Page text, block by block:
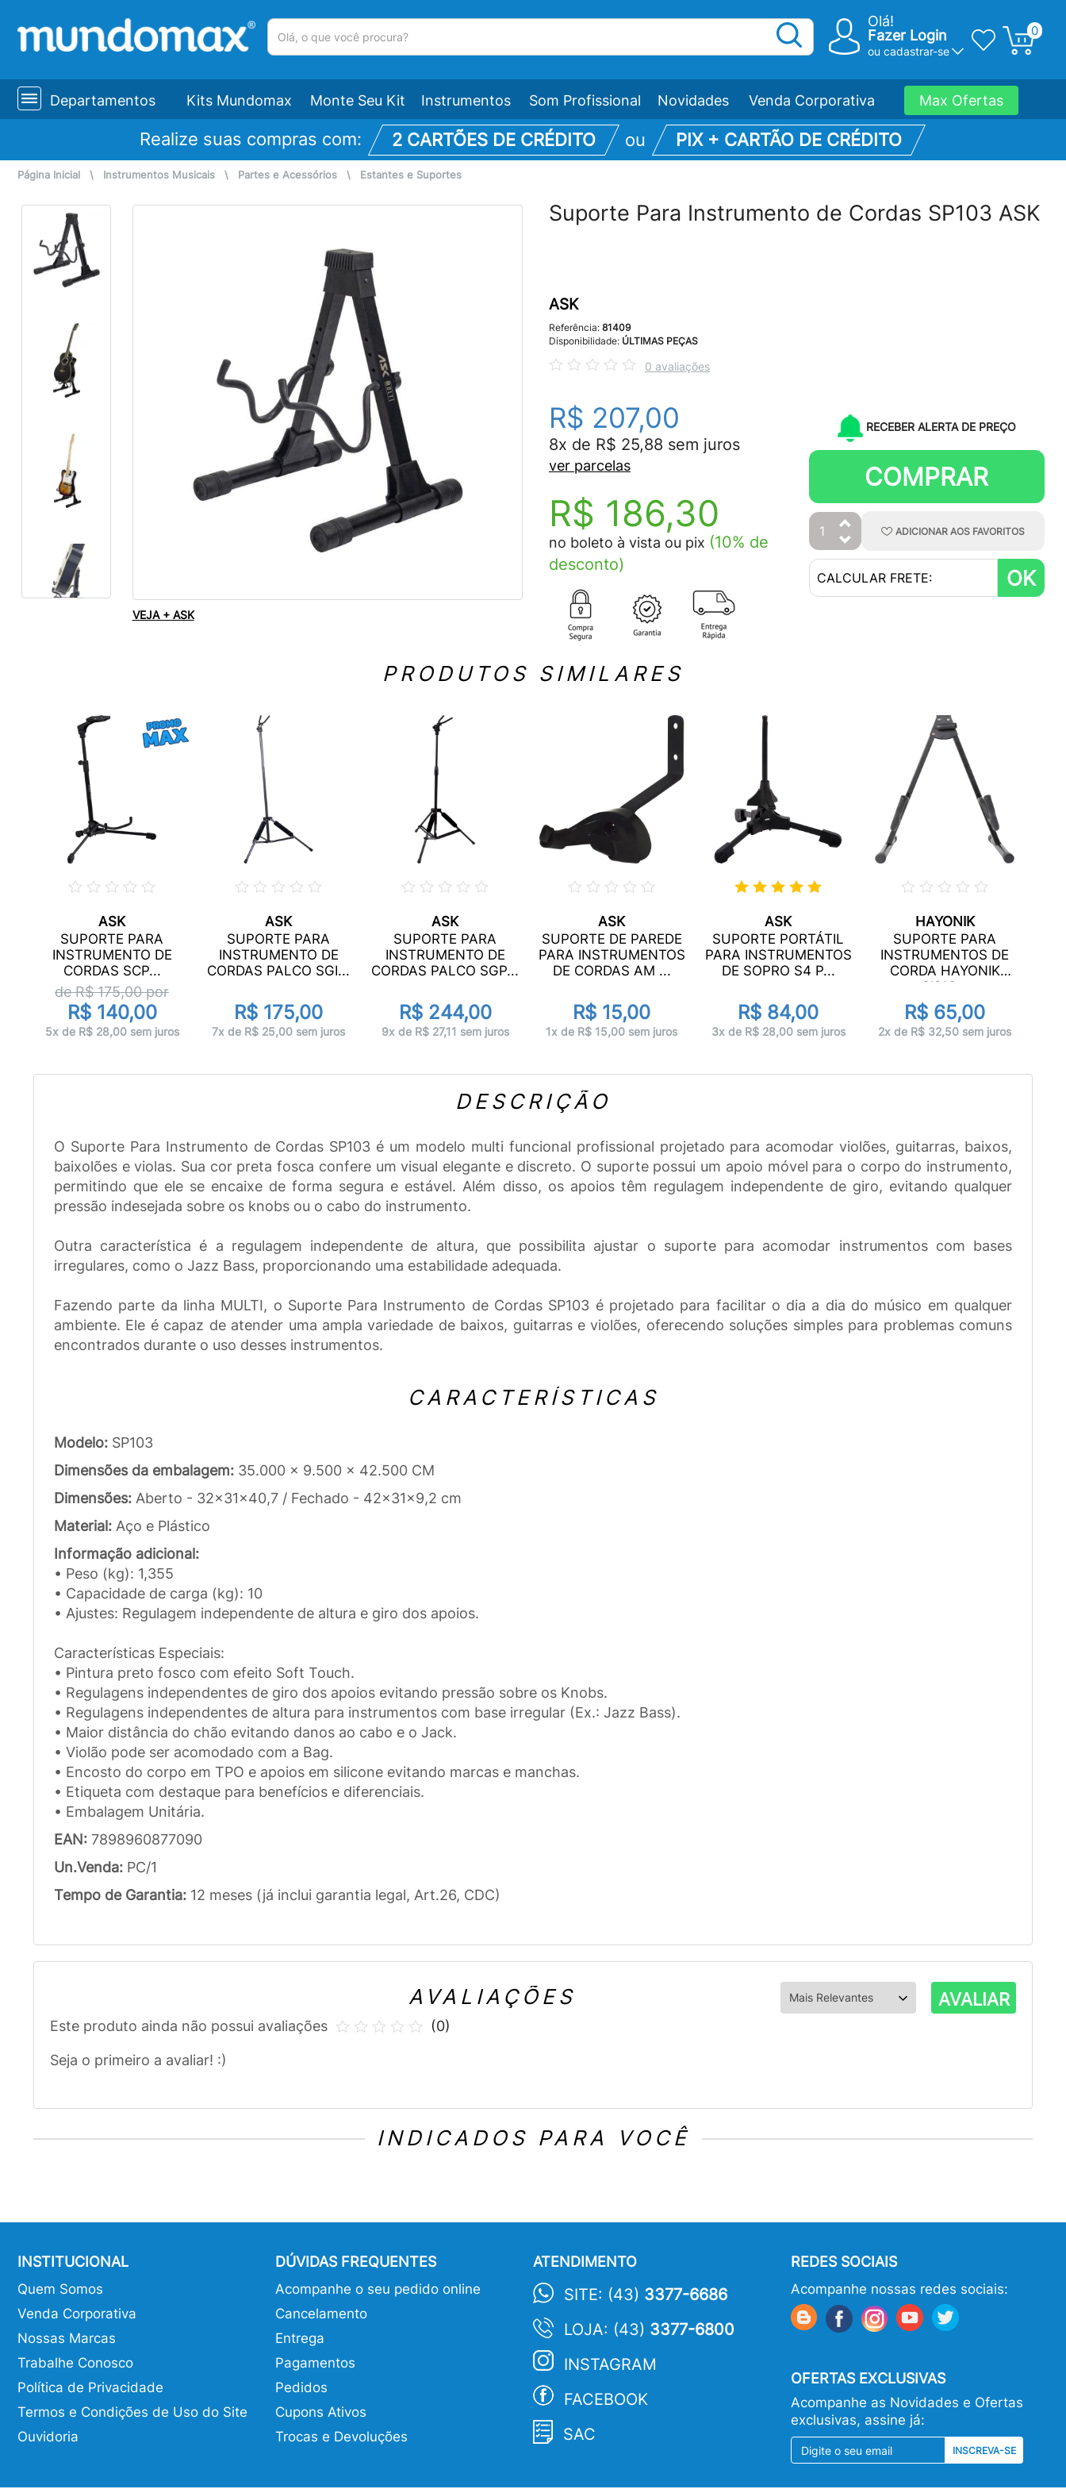
Olá!
Fazer Login
ou cadastrar-se
0
Departamentos Kits Mundomax Monte Seu Kit Instrumentos Som Profissional Novidades Venda Corporativa Max Ofertas
Realize suas compras com: 2 CARTÕES DE CRÉDITO ou PIX + CARTÃO DE CRÉDITO
Página Inicial \ Instrumentos Musicais \ Partes e Acessórios \ Estantes e Suportes
VEJA + ASK
Suporte Para Instrumento de Cordas SP103 ASK
ASK
Referência: 81409
Disponibilidade: ÚLTIMAS PEÇAS
0 avaliações
R$ 207,00
8x de R$ 25,88 sem juros
ver parcelas
R$ 186,30
no boleto à vista ou pix (10% de
desconto)
RECEBER ALERTA DE PREÇO
COMPRAR
ADICIONAR AOSFAVORITOS
OK
PRODUTOS SIMILARES
ASK
SUPORTE PARA
INSTRUMENTO DE
CORDAS SCP...
de R$175,00por
R$ 140,00
5x de R$ 28,00 sem juros
ASK
SUPORTE PARA
INSTRUMENTO DE
CORDAS PALCO SGI...
R$ 175,00
7x de R$ 25,00 sem juros
ASK
SUPORTE PARA
INSTRUMENTO DE
CORDAS PALCO SGP...
R$ 244,00
9x de R$ 27,11 sem juros
ASK
SUPORTE DE PAREDE
PARA INSTRUMENTOS
DE CORDAS AM ...
R$ 15,00
1x de R$ 15,00 sem juros
ASK
SUPORTE PORTÁTIL
PARA INSTRUMENTOS
DE SOPRO S4 P...
R$ 84,00
3x de R$ 28,00 sem juros
HAYONIK
SUPORTE PARA
INSTRUMENTOS DE
CORDA HAYONIK
SI210...
R$ 65,00
2x de R$ 32,50 sem juros
DESCRIÇÃO
O Suporte Para Instrumento de Cordas SP103 é um modelo multi funcional profissional projetado para acomodar violões, guitarras, baixos,
baixolões e violas. Sua cor preta fosca confere um visual elegante e discreto. O suporte possui um apoio móvel para o corpo do instrumento,
permitindo que ele se encaixe de forma segura e estável. Além disso, os apoios têm regulagem independente de giro, evitando qualquer
pressão indesejada sobre os knobs ou o cabo do instrumento.
Outra característica é a regulagem independente de altura, que possibilita ajustar o suporte para acomodar instrumentos com bases
irregulares, como o Jazz Bass, proporcionando uma estabilidade adequada.
Fazendo parte da linha MULTI, o Suporte Para Instrumento de Cordas SP103 é projetado para facilitar o dia a dia do músico em qualquer
ambiente. Ele é capaz de atender uma ampla variedade de baixos, guitarras e violões, oferecendo soluções simples para problemas comuns
encontrados durante o uso desses instrumentos.
CARACTERÍSTICAS
Modelo: SP103
Dimensões da embalagem: 35.000 x 9.500 x 42.500 CM
Dimensões: Aberto - 32x31x40,7 / Fechado - 42x31x9,2 cm
Material: Aço e Plástico
Informação adicional:
• Peso (kg): 1,355
• Capacidade de carga (kg): 10
• Ajustes: Regulagem independente de altura e giro dos apoios.
Características Especiais:
• Pintura preto fosco com efeito Soft Touch.
• Regulagens independentes de giro dos apoios evitando pressão sobre os Knobs.
• Regulagens independentes de altura para instrumentos com base irregular (Ex.: Jazz Bass).
• Maior distância do chão evitando danos ao cabo e o Jack.
• Violão pode ser acomodado com a Bag.
• Encosto do corpo em TPO e apoios em silicone evitando marcas e manchas.
• Etiqueta com destaque para benefícios e diferenciais.
• Embalagem Unitária.
EAN: 7898960877090
Un.Venda: PC/1
Tempo de Garantia: 12 meses (já inclui garantia legal, Art.26, CDC)
AVALIAÇÕES AVALIAR
Este produto ainda não possui avaliações
Seja o primeiro a avaliar! :)
(0)
INDICADOS PARA VOCÊ
INSTITUCIONAL
Quem Somos
Venda Corporativa
Nossas Marcas
Trabalhe Conosco
Política de Privacidade
Termos e Condições de Uso do Site
Ouvidoria
DÚVIDAS FREQUENTES
Acompanhe o seu pedido online
Cancelamento
Entrega
Pagamentos
Pedidos
Cupons Ativos
Trocas e Devoluções
ATENDIMENTO
SITE: (43) 3377-6686
LOJA: (43) 3377-6800
INSTAGRAM
FACEBOOK
SAC
REDES SOCIAIS
Acompanhe nossas redes sociais:
OFERTAS EXCLUSIVAS
Acompanhe as Novidades e Ofertas
exclusivas, assine já:
INSCREVA-SE